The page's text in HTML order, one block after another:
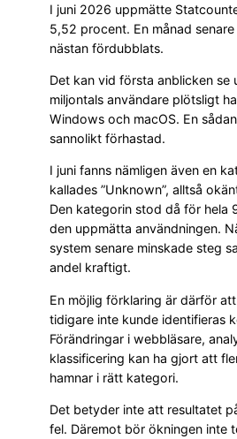
I juni 2026 uppmätte
5,52 procent. En månad
nästan fördubblats.
Det kan vid första anblicken se
miljontals användare plötsligt
Windows och macOS. En
sannolikt förhastad.
I juni fanns nämligen även en
kallades ”Unknown”, alltså
Den kategorin stod då för hela
den uppmätta användningen.
system senare minskade steg
andel kraftigt.
En möjlig förklaring är därför
tidigare inte kunde identifieras
Förändringar i webbläsare,
klassificering kan ha gjort att
hamnar i rätt kategori.
Det betyder inte att resultatet
fel. Däremot bör ökningen inte